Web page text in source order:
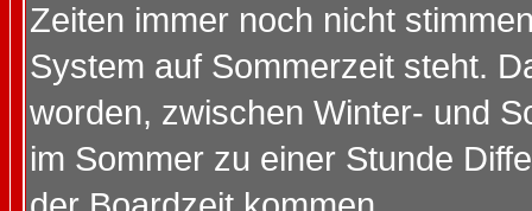
Zeiten immer noch nicht
System auf Sommerzeit steht.
worden, zwischen Winter- und
im Sommer zu einer Stunde